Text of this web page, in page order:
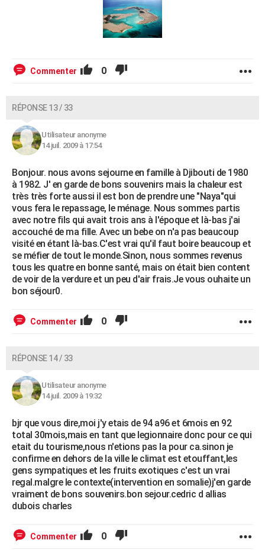
Commenter 0
RÉPONSE 13 / 33
Utilisateur anonyme
14 juil. 2009 à 17:54
Bonjour. nous avons sejourne en famille à Djibouti de 1980
à 1982. J' en garde de bons souvenirs mais la chaleur est
très très forte aussi il est bon de prendre une "Naya"qui
vous fera le repassage, le ménage. Nous sommes partis
avec notre fils qui avait trois ans à l'époque et là-bas j'ai
accouché de ma fille. Avec un bebe on n'a pas beaucoup
visité en étant là-bas.C'est vrai qu'il faut boire beaucoup et
se méfier de tout le monde.Sinon, nous sommes revenus
tous les quatre en bonne santé, mais on était bien content
de voir de la verdure et un peu d'air frais.Je vous ouhaite un
bon séjour0.
Commenter 0
RÉPONSE 14 / 33
Utilisateur anonyme
14 juil. 2009 à 19:32
bjr que vous dire,moi j'y etais de 94 a96 et 6mois en 92
total 30mois,mais en tant que legionnaire donc pour ce qui
etait du tourisme,nous n'etions pas la pour ca.sinon je
confirme en dehors de la ville le climat est etouffant,les
gens sympatiques et les fruits exotiques c'est un vrai
regal.malgre le contexte(intervention en somalie)j'en garde
vraiment de bons souvenirs.bon sejour.cedric d allias
dubois charles
Commenter 0